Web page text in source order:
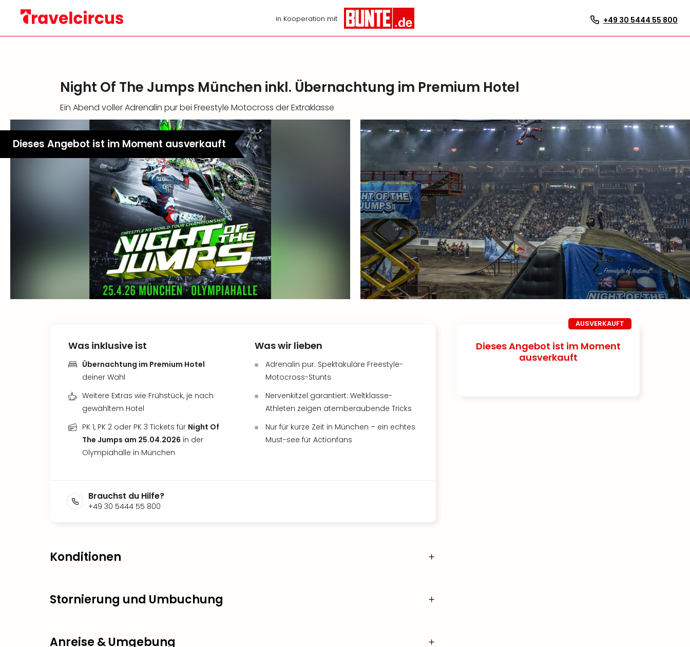
in Kooperation mit +49 30 5444 55 800
Night Of The Jumps München inkl. Übernachtung im Premium Hotel
Ein Abend voller Adrenalin pur bei Freestyle Motocross der Extraklasse
Dieses Angebot ist im Moment ausverkauft
AUSVERKAUFT
Dieses Angebot ist im Moment
ausverkauft
Was inklusive ist
Übernachtung im Premium Hotel
deiner Wahl
Weitere Extras wie Frühstück, je nach
gewähltem Hotel
PK 1, PK 2 oder PK 3 Tickets für Night Of
The Jumps am 25.04.2026 in der
Olympiahalle in München
Was wir lieben
Adrenalin pur: Spektakuläre Freestyle-
Motocross-Stunts
Nervenkitzel garantiert: Weltklasse-
Athleten zeigen atemberaubende Tricks
Nur für kurze Zeit in München – ein echtes
Must-see für Actionfans
Brauchst du Hilfe?
+49 30 5444 55 800
Konditionen
Stornierung und Umbuchung
Anreise & Umgebung